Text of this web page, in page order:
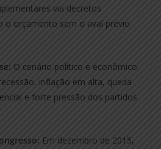
via decretos
o orçamento sem o aval prévio
O cenário político e econômico
inflação em alta, queda
e forte pressão dos partidos
Em dezembro de 2015,